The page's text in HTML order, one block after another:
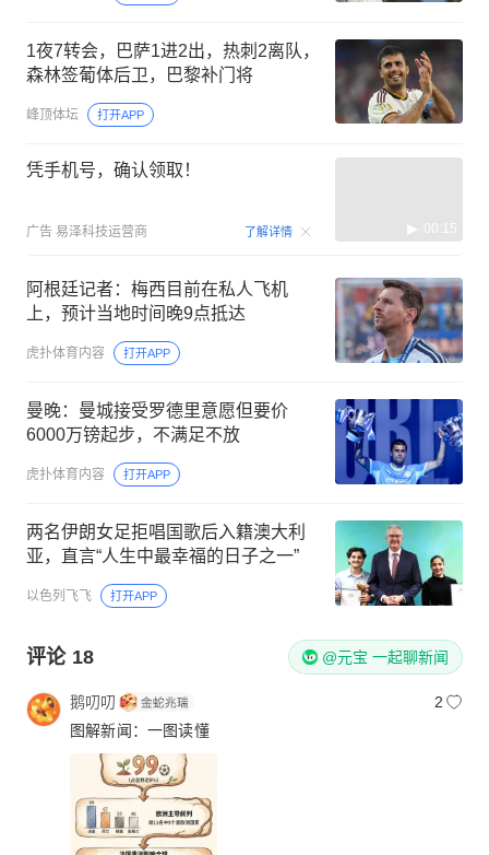
1夜7转会，巴萨1进2出，热刺2离队，
森林签葡体后卫，巴黎补门将
峰顶体坛 打开APP
凭手机号，确认领取！
广告 易泽科技运营商 了解详情 00:15
阿根廷记者：梅西目前在私人飞机
上，预计当地时间晚9点抵达
虎扑体育内容 打开APP
曼晚：曼城接受罗德里意愿但要价
6000万镑起步，不满足不放
虎扑体育内容 打开APP
两名伊朗女足拒唱国歌后入籍澳大利
亚，直言“人生中最幸福的日子之一”
以色列飞飞 打开APP
评论 18 @元宝 一起聊新闻
鹅叨叨
2
图解新闻：一图读懂